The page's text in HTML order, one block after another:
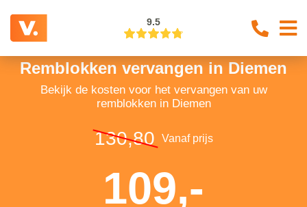
9.5
Remblokken vervangen in Diemen
Bekijk de kosten voor het vervangen van uw
remblokken in Diemen
130,80 Vanaf prijs
109,-